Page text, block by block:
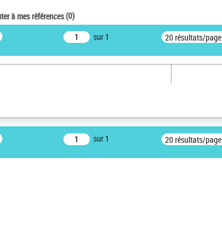
à mes références(0)
sur 1 20 résultats/page
sur 1 20 résultats/page